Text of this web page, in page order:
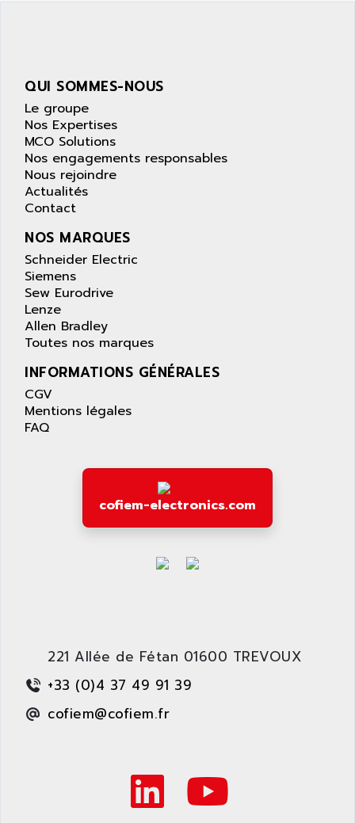
QUI SOMMES-NOUS
Le groupe
Nos Expertises
MCO Solutions
Nos engagements responsables
Nous rejoindre
Actualités
Contact
NOS MARQUES
Schneider Electric
Siemens
Sew Eurodrive
Lenze
Allen Bradley
Toutes nos marques
INFORMATIONS GÉNÉRALES
CGV
Mentions légales
FAQ
cofiem-electronics.com
221 Allée de Fétan 01600 TREVOUX
+33 (0)4 37 49 91 39
cofiem@cofiem.fr